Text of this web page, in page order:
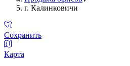
г. Калинковичи
Сохранить
Карта